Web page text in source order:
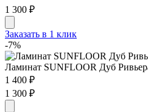
1 300 ₽
Заказать в 1 клик
-7%
Ламинат SUNFLOOR Дуб
1 400 ₽
1 300 ₽